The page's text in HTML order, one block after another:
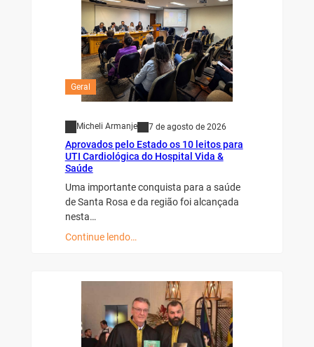
Geral
Micheli Armanje 7 de agosto de 2026
Aprovados pelo Estado os 10 leitos para
UTI Cardiológica do Hospital Vida &
Saúde
Uma importante conquista para a saúde
de Santa Rosa e da região foi alcançada
nesta…
Continue lendo…